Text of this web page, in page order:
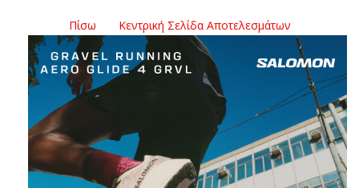
Πίσω Κεντρική Σελίδα Αποτελεσμάτων